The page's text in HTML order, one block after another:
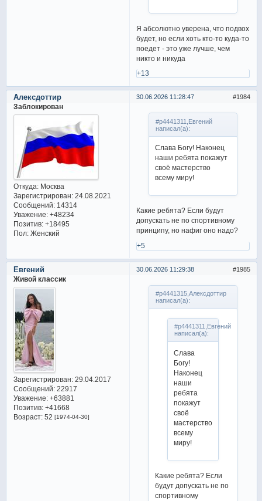
Я абсолютно уверена, что подвох
будет, но если хоть кто-то куда-то
поедет - это уже лучше, чем
никто и никуда
+13
1984
30.06.2026 11:28:47
Алексдоттир
Заблокирован
Откуда:Москва
Зарегистрирован: 24.08.2021
Сообщений:14314
Уважение: +48234
Позитив: +18495
Пол:Женский
#p4441311,Евгений
написал(а):
Слава Богу! Наконец
наши ребята покажут
своё мастерство
всему миру!
Какие ребята? Если будут
допускать не по спортивному
принципу, но нафиг оно надо?
+5
1985
30.06.2026 11:29:38
Евгений
Живой классик
Зарегистрирован: 29.04.2017
Сообщений:22917
Уважение: +63881
Позитив: +41668
Возраст:52 [1974-04-30]
#p4441315,Алексдоттир
написал(а):
#p4441311,Евгений
написал(а):
Слава
Богу!
Наконец
наши
ребята
покажут
своё
мастерство
всему
миру!
Какие ребята? Если
будут допускать не по
спортивному